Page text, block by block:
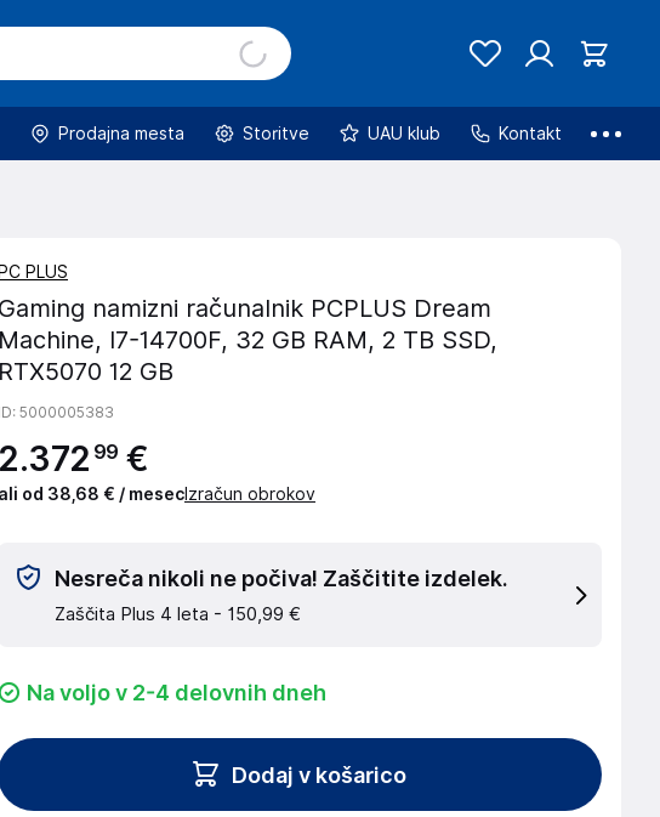
Prodajna mesta Storitve UAU klub Kontakt
PC PLUS
Gaming namizni računalnik PCPLUS Dream
Machine, I7-14700F, 32 GB RAM, 2 TB SSD,
RTX5070 12 GB
ID: 5000005383
2.372 99 €
ali od 38,68 € / mesec Izračun obrokov
Nesreča nikoli ne počiva! Zaščitite izdelek.
Zaščita Plus 4 leta - 150,99 €
Na voljo v 2-4 delovnih dneh
Dodaj v košarico